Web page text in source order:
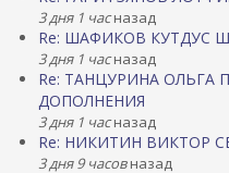
3 дня 1 часназад
Re: ШАФИКОВ КУТДУС
3 дня 1 часназад
Re: ТАНЦУРИНА ОЛЬГА
ДОПОЛНЕНИЯ
3 дня 1 часназад
Re: НИКИТИН ВИКТОР
3 дня 9 часовназад